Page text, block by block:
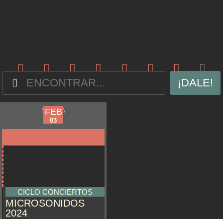
¡DALE!
MURCIA
FEB
02
FEB
03
CICLO CONCIERTOS
MICROSONIDOS
2024